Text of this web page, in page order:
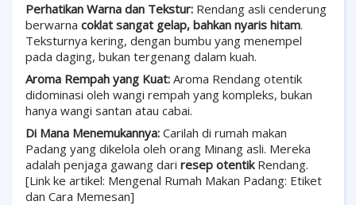
Perhatikan Warna dan Tekstur: Rendang asli cenderung
berwarna coklat sangat gelap, bahkan nyaris hitam.
Teksturnya kering, dengan bumbu yang menempel
pada daging, bukan tergenang dalam kuah.
Aroma Rempah yang Kuat: Aroma Rendang otentik
didominasi oleh wangi rempah yang kompleks, bukan
hanya wangi santan atau cabai.
Di Mana Menemukannya: Carilah di rumah makan
Padang yang dikelola oleh orang Minang asli. Mereka
adalah penjaga gawang dari resep otentikRendang.
[Link ke artikel: Mengenal Rumah Makan Padang: Etiket
dan Cara Memesan]